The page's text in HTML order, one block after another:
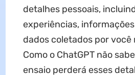
detalhes pessoais,
experiências,
dados coletados por você
Como o ChatGPT não
ensaio perderá esses